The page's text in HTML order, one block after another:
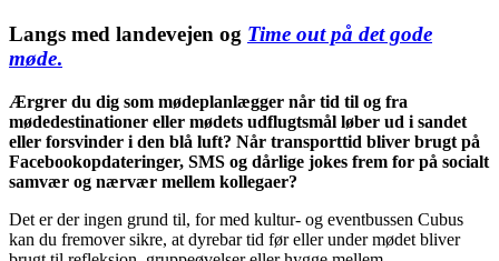
Langs med landevejen og Time out på det gode
møde.
Ærgrer du dig som mødeplanlægger når tid til og fra
mødedestinationer eller mødets udflugtsmål løber ud i sandet
eller forsvinder i den blå luft? Når transporttid bliver brugt på
Facebookopdateringer, SMS og dårlige jokes frem for på socialt
samvær og nærvær mellem kollegaer?
Det er der ingen grund til, for med kultur- og eventbussen Cubus
kan du fremover sikre, at dyrebar tid før eller under mødet bliver